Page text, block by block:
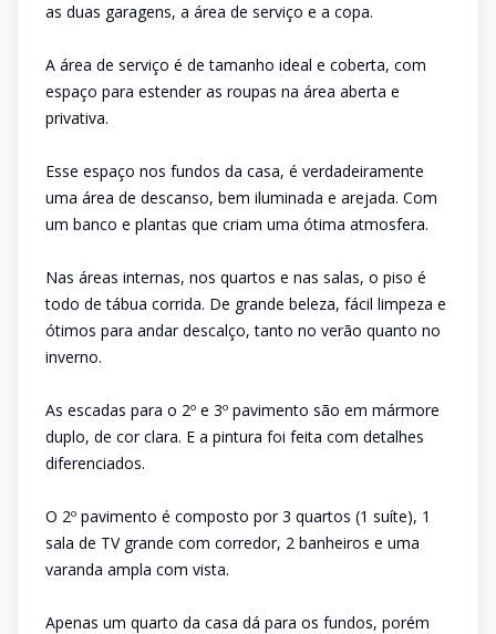
as duas garagens, a área de serviço e a copa.
A área de serviço é de tamanho ideal e coberta, com
espaço para estender as roupas na área aberta e
privativa.
Esse espaço nos fundos da casa, é verdadeiramente
uma área de descanso, bem iluminada e arejada. Com
um banco e plantas que criam uma ótima atmosfera.
Nas áreas internas, nos quartos e nas salas, o piso é
todo de tábua corrida. De grande beleza, fácil limpeza e
ótimos para andar descalço, tanto no verão quanto no
inverno.
As escadas para o 2º e 3º pavimento são em mármore
duplo, de cor clara. E a pintura foi feita com detalhes
diferenciados.
O 2º pavimento é composto por 3 quartos (1 suíte), 1
sala de TV grande com corredor, 2 banheiros e uma
varanda ampla com vista.
Apenas um quarto da casa dá para os fundos, porém